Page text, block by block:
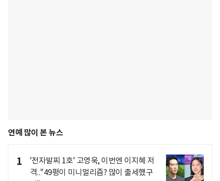
연예 많이 본 뉴스
1
'전자발찌 1호' 고영욱, 이번엔 이지혜 저
격.."49평이 미니멀리즘? 많이 출세했구